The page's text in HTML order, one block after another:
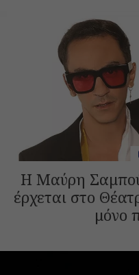
Η Μαύρη
έρχεται στο
μόνο